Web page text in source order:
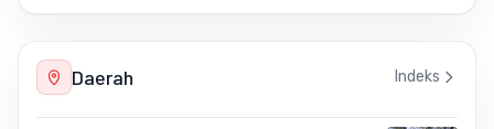
Daerah Indeks